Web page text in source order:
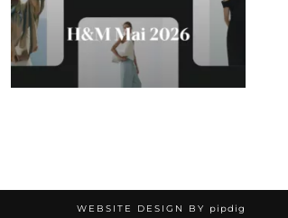
WEBSITE DESIGN BY pipdig